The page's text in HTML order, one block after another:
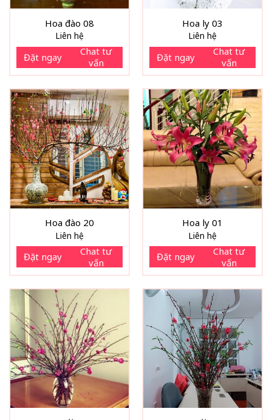
Hoa đào 08
Liên hệ
Đặt ngay
Chat tư
vấn
Hoa ly 03
Liên hệ
Đặt ngay
Chat tư
vấn
Hoa đào 20
Liên hệ
Đặt ngay
Chat tư
vấn
Hoa ly 01
Liên hệ
Đặt ngay
Chat tư
vấn